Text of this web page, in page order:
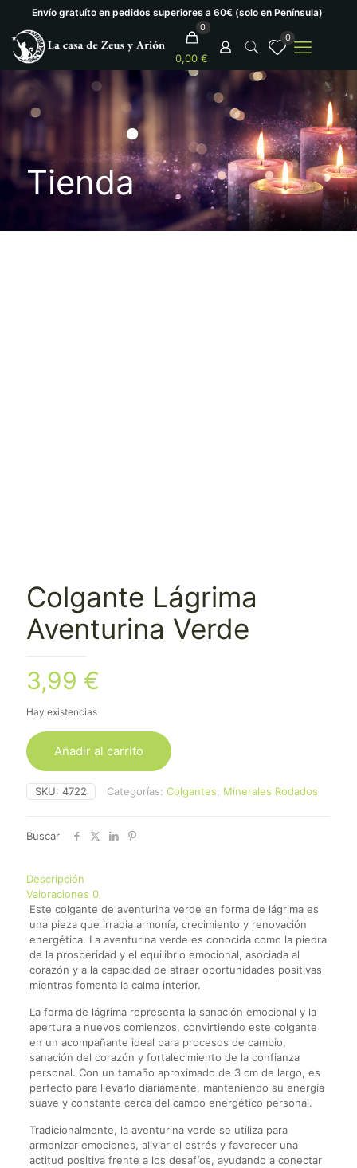
Envío gratuíto en pedidos superiores a 60€ (solo en Península)
0
0,00 €
0
Tienda
Colgante Lágrima
Aventurina Verde
3,99 €
Hay existencias
Añadir al carrito
SKU: 4722 Categorías: Colgantes Minerales Rodados
Buscar
Descripción
Valoraciones 0
Este colgante de aventurina verde en forma de lágrima es
una pieza que irradia armonía, crecimiento y renovación
energética. La aventurina verde es conocida como la piedra
de la prosperidad y el equilibrio emocional, asociada al
corazón y a la capacidad de atraer oportunidades positivas
mientras fomenta la calma interior.
La forma de lágrima representa la sanación emocional y la
apertura a nuevos comienzos, convirtiendo este colgante
en un acompañante ideal para procesos de cambio,
sanación del corazón y fortalecimiento de la confianza
personal. Con un tamaño aproximado de 3 cm de largo, es
perfecto para llevarlo diariamente, manteniendo su energía
suave y constante cerca del campo energético personal.
Tradicionalmente, la aventurina verde se utiliza para
armonizar emociones, aliviar el estrés y favorecer una
actitud positiva frente a los desafíos, ayudando a conectar